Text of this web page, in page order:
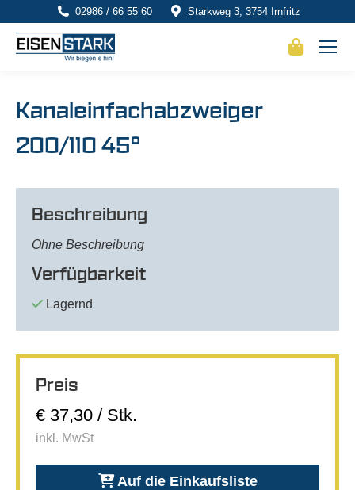
02986 / 66 55 60 Starkweg 3, 3754 Irnfritz
Kanaleinfachabzweiger
200/110 45°
Beschreibung
Ohne Beschreibung
Verfügbarkeit
Lagernd
Preis
€ 37,30 / Stk.
inkl. MwSt
Auf die Einkaufsliste